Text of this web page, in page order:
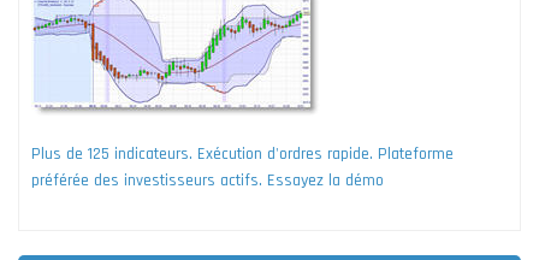
Plus de 125 indicateurs. Exécution d'ordres rapide. Plateforme
préférée des investisseurs actifs. Essayez la démo